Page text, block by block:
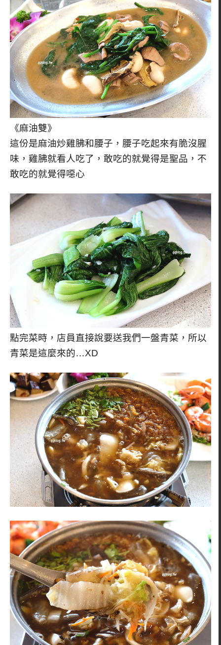
《麻油雙》
這份是麻油炒雞胇和腰子，腰子吃起來有脆沒腥
味，雞胇就看人吃了，敢吃的就覺得是聖品，不
敢吃的就覺得噁心
點完菜時，店員直接說要送我們一盤青菜，所以
青菜是這麼來的…XD